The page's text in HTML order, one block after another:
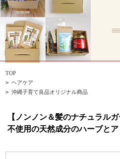
TOP
> ヘアケア
> 沖縄子育て良品オリジナル商品
【ノンノン＆髪のナチュラ
不使用の天然成分のハーブと